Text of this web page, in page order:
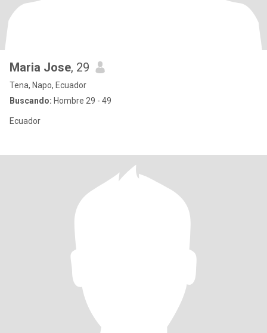
Maria Jose, 29
Tena, Napo, Ecuador
Buscando: Hombre 29 - 49
Ecuador